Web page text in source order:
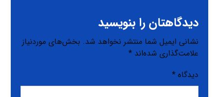
دیدگاهتان را بنویسید
نشانی ایمیل شما منتشر نخواهد شد. بخش‌های موردنیاز
علامت‌گذاری شده‌اند*
دیدگاه*